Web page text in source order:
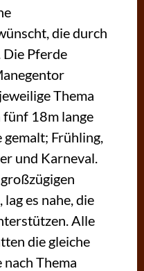
die durch
Pferde
Thema
18m lange
Frühling,
und Karneval.
es nahe, die
Alle
die gleiche
Thema